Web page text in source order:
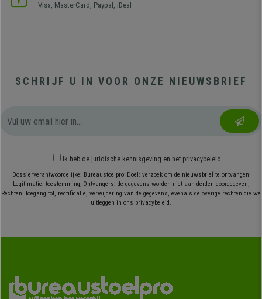
Visa, MasterCard, Paypal, iDeal
SCHRIJF U IN VOOR ONZE NIEUWSBRIEF
Ik heb de juridische kennisgeving en het privacybeleid
Dossierverantwoordelijke: Bureaustoelpro; Doel: verzoek om de nieuwsbrief te ontvangen;
Legitimatie: toestemming; Ontvangers: de gegevens worden niet aan derden doorgegeven;
Rechten: toegang tot, rectificatie, verwijdering van de gegevens, evenals de overige rechten die we
uitleggen in ons privacybeleid.